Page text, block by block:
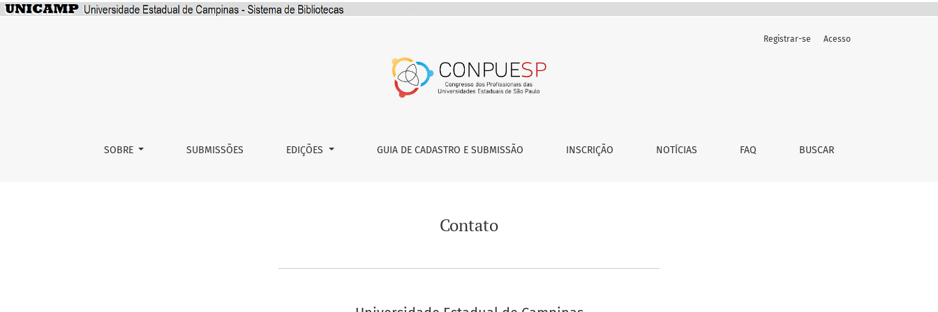
SOBRE SUBMISSÕES EDIÇÕES GUIA DE CADASTRO E SUBMISSÃO INSCRIÇÃO NOTÍCIAS FAQ BUSCAR
Registrar-se Acesso
Contato